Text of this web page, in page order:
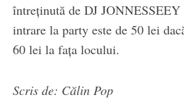
întreținută de DJ
intrare la party este de 50 lei
60 lei la fața locului.
Scris de: Călin Pop